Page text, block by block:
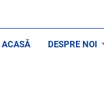
ACASĂ DESPRE NOI